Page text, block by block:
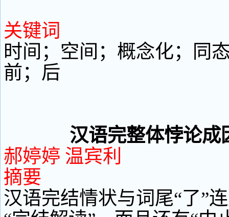
关键词
时间；空间；概念化；同
前；后
汉语完整体悖论成
郝婷婷 温宾利
摘要
汉语完结情状与词尾“了”